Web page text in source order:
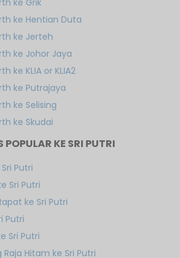
ke Hentian Duta
ke Jerteh
ke Johor Jaya
ke KLIA or KLIA2
ke Putrajaya
ke Selising
ke Skudai
KE SRI PUTRI
Putri
Sri Putri
ke Sri Putri
Putri
Sri Putri
Hitam ke Sri Putri